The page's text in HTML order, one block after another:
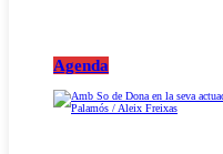
Agenda